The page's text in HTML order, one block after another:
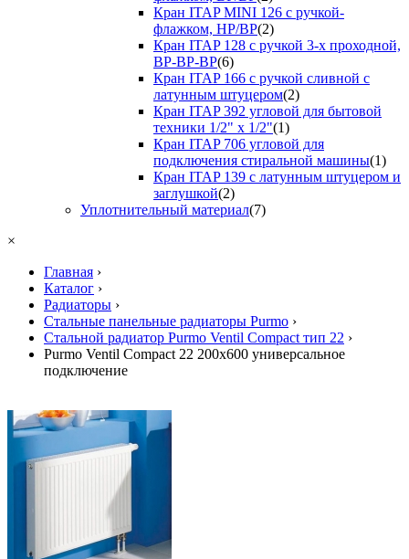
Кран ITAP MINI 126 с ручкой-
флажком, НР/ВР(2)
Кран ITAP 128 с ручкой 3-х проходной,
ВР-ВР-ВР(6)
Кран ITAP 166 с ручкой сливной с
латунным штуцером(2)
Кран ITAP 392 угловой для бытовой
техники 1/2" х 1/2"(1)
Кран ITAP 706 угловой для
подключения стиральной машины(1)
Кран ITAP 139 с латунным штуцером и
заглушкой(2)
Уплотнительный материал(7)
×
Главная ›
Каталог ›
Радиаторы ›
Стальные панельные радиаторы Purmo ›
Стальной радиатор Purmo Ventil Compact тип 22 ›
Purmo Ventil Compact 22 200x600 универсальное
подключение